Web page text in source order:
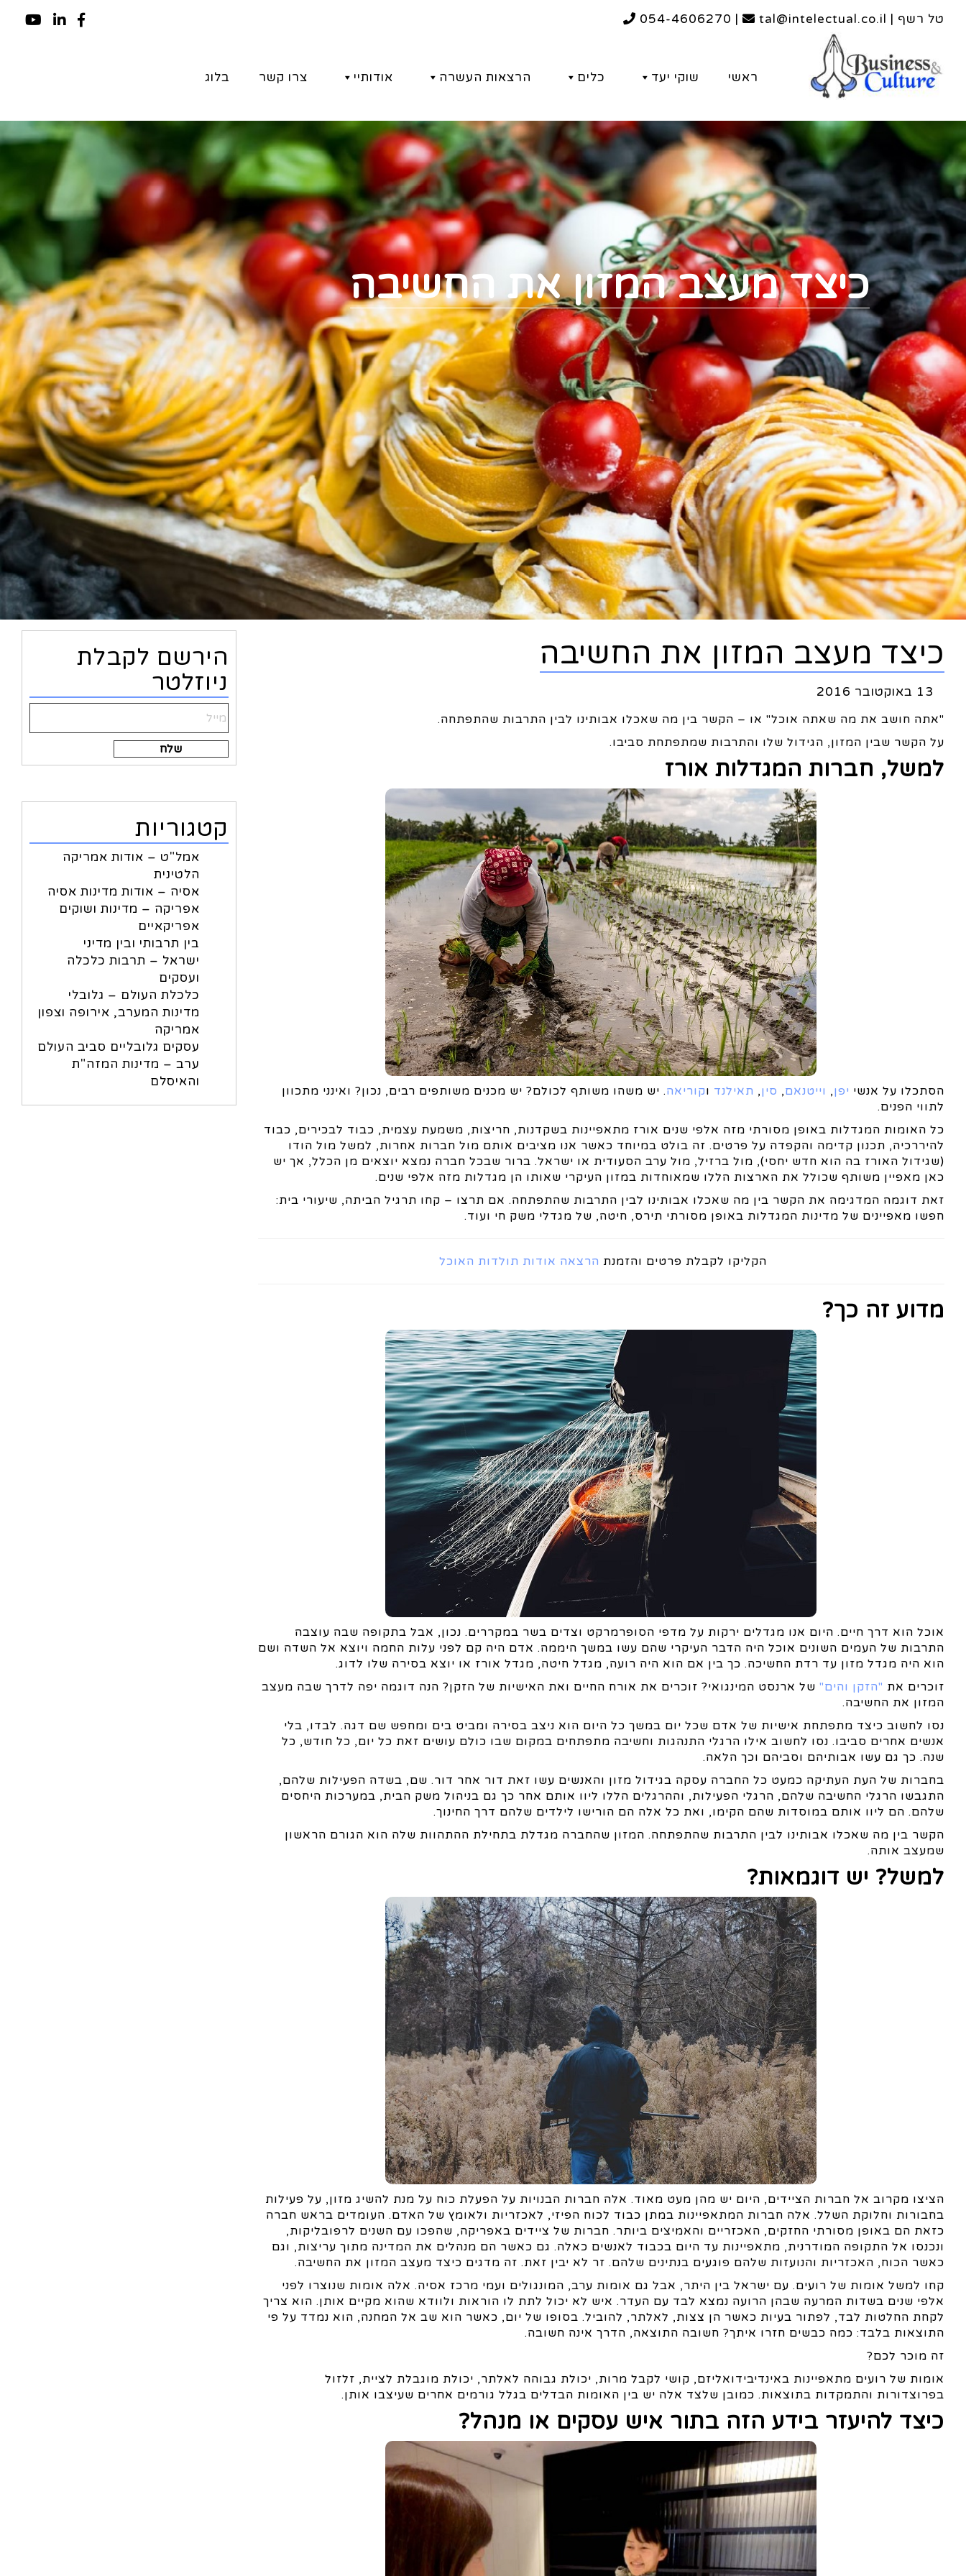
טל רשף | tal@intelectual.co.il |
054-4606270
ראשי שוקי יעד כלים הרצאות העשרה אודותיי צרו קשר בלוג
כיצד מעצב המזון את החשיבה
כיצד מעצב המזון את החשיבה
13 באוקטובר 2016
"אתה חושב את מה שאתה אוכל" או – הקשר בין מה שאכלו אבותינו לבין התרבות שהתפתחה.
על הקשר שבין המזון, הגידול שלו והתרבות שמתפתחת סביבו.
למשל, חברות המגדלות אורז
הסתכלו על אנשי יפן, וייטנאם, סין, תאילנד וקוריאה. יש משהו משותף לכולם? יש מכנים משותפים רבים, נכון? ואינני מתכוון
לתווי הפנים.
כל האומות המגדלות באופן מסורתי מזה אלפי שנים אורז מתאפיינות בשקדנות, חריצות, משמעת עצמית, כבוד לבכירים, כבוד
להיררכיה, תכנון קדימה והקפדה על פרטים. זה בולט במיוחד כאשר אנו מציבים אותם מול חברות אחרות, למשל מול הודו
(שגידול האורז בה הוא חדש יחסי), מול ברזיל, מול ערב הסעודית או ישראל. ברור שבכל חברה נמצא יוצאים מן הכלל, אך יש
כאן מאפיין משותף שכולל את הארצות הללו שמאוחדות במזון העיקרי שאותו הן מגדלות מזה אלפי שנים.
זאת דוגמה המדגימה את הקשר בין מה שאכלו אבותינו לבין התרבות שהתפתחה. אם תרצו – קחו תרגיל הביתה, שיעורי בית:
חפשו מאפיינים של מדינות המגדלות באופן מסורתי תירס, חיטה, של מגדלי משק חי ועוד.
הקליקו לקבלת פרטים והזמנת הרצאה אודות תולדות האוכל
מדוע זה כך?
אוכל הוא דרך חיים. היום אנו מגדלים ירקות על מדפי הסופרמרקט וצדים בשר במקררים. נכון, אבל בתקופה שבה עוצבה
התרבות של העמים השונים אוכל היה הדבר העיקרי שהם עשו במשך היממה. אדם היה קם לפני עלות החמה ויוצא אל השדה ושם
הוא היה מגדל מזון עד רדת החשיכה. כך בין אם הוא היה רועה, מגדל חיטה, מגדל אורז או יוצא בסירה שלו לדוג.
זוכרים את "הזקן והים" של ארנסט המינגואי? זוכרים את אורח החיים ואת האישיות של הזקן? הנה דוגמה יפה לדרך שבה מעצב
המזון את החשיבה.
נסו לחשוב כיצד מתפתחת אישיות של אדם שכל יום במשך כל היום הוא ניצב בסירה ומביט בים ומחפש שם דגה. לבדו, בלי
אנשים אחרים סביבו. נסו לחשוב אילו הרגלי התנהגות וחשיבה מתפתחים במקום שבו כולם עושים זאת כל יום, כל חודש, כל
שנה. כך גם עשו אבותיהם וסביהם וכך הלאה.
בחברות של העת העתיקה כמעט כל החברה עסקה בגידול מזון והאנשים עשו זאת דור אחר דור. שם, בשדה הפעילות שלהם,
התגבשו הרגלי החשיבה שלהם, הרגלי הפעילות, וההרגלים הללו ליוו אותם אחר כך גם בניהול משק הבית, במערכות היחסים
שלהם. הם ליוו אותם במוסדות שהם הקימו, ואת כל אלה הם הורישו לילדים שלהם דרך החינוך.
הקשר בין מה שאכלו אבותינו לבין התרבות שהתפתחה. המזון שהחברה מגדלת בתחילת ההתהוות שלה הוא הגורם הראשון
שמעצב אותה.
למשל? יש דוגמאות?
הציצו מקרוב אל חברות הציידים, היום יש מהן מעט מאוד. אלה חברות הבנויות על הפעלת כוח על מנת להשיג מזון, על פעילות
בחבורות וחלוקת השלל. אלה חברות המתאפיינות במתן כבוד לכוח הפיזי, לאכזריות ולאומץ של האדם. העומדים בראש חברה
כזאת הם באופן מסורתי החזקים, האכזריים והאמיצים ביותר. חברות של ציידים באפריקה, שהפכו עם השנים לרפובליקות,
ונכנסו אל התקופה המודרנית, מתאפיינות עד היום בכבוד לאנשים כאלה. גם כאשר הם מנהלים את המדינה מתוך עריצות, וגם
כאשר הכוח, האכזריות והנועזות שלהם פוגעים בנתינים שלהם. זר לא יבין זאת. זה מדגים כיצד מעצב המזון את החשיבה.
קחו למשל אומות של רועים. עם ישראל בין היתר, אבל גם אומות ערב, המונגולים ועמי מרכז אסיה. אלה אומות שנוצרו לפני
אלפי שנים בשדות המרעה שבהן הרועה נמצא לבד עם העדר. איש לא יכול לתת לו הוראות ולוודא שהוא מקיים אותן. הוא צריך
לקחת החלטות לבד, לפתור בעיות כאשר הן צצות, לאלתר, להוביל. בסופו של יום, כאשר הוא שב אל המחנה, הוא נמדד על פי
התוצאות בלבד: כמה כבשים חזרו איתך? חשובה התוצאה, הדרך אינה חשובה.
זה מוכר לכם?
אומות של רועים מתאפיינות באינדיבידואליזם, קושי לקבל מרות, יכולת גבוהה לאלתר, יכולת מוגבלת לציית, זלזול
בפרוצדורות והתמקדות בתוצאות. כמובן שלצד אלה יש בין האומות הבדלים בגלל גורמים אחרים שעיצבו אותן.
כיצד להיעזר בידע הזה בתור איש עסקים או מנהל?
הירשם לקבלת
ניוזלטר
קטגוריות
אמל"ט – אודות אמריקה
הלטינית
אסיה – אודות מדינות אסיה
אפריקה – מדינות ושוקים
אפריקאיים
בין תרבותי ובין מדיני
ישראל – תרבות כלכלה
ועסקים
כלכלת העולם – גלובלי
מדינות המערב, אירופה וצפון
אמריקה
עסקים גלובליים סביב העולם
ערב – מדינות המזה"ת
והאיסלם